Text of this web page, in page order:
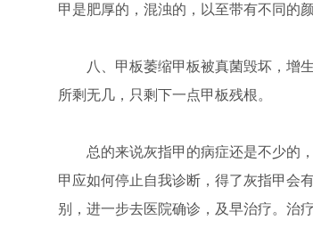
甲是肥厚的，混浊的，以至带有不同的颜
八、甲板萎缩甲板被真菌毁坏，增生
所剩无几，只剩下一点甲板残根。
总的来说灰指甲的病症还是不少的，
甲应如何停止自我诊断，得了灰指甲会
别，进一步去医院确诊，及早治疗。治